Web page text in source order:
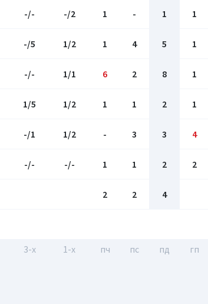
-/- -/2 1 - 1 1
-/5 1/2 1 4 5 1
-/- 1/1 6 2 8 1
1/5 1/2 1 1 2 1
-/1 1/2 - 3 3 4
-/- -/- 1 1 2 2
2 2 4
3-x 1-x пч пс пд гп